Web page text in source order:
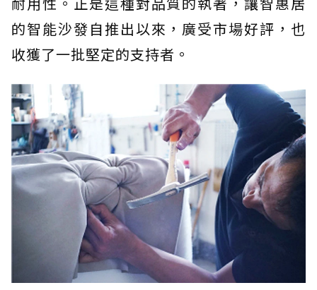
的智能沙發自推出以來，廣受市場好評，也
收獲了一批堅定的支持者。